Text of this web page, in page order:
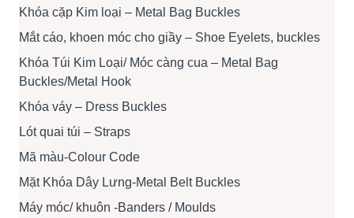
Khóa cặp Kim loại – Metal Bag Buckles
Mắt cáo, khoen móc cho giầy – Shoe Eyelets, buckles
Khóa Túi Kim Loại/ Móc càng cua – Metal Bag
Buckles/Metal Hook
Khóa váy – Dress Buckles
Lót quai túi – Straps
Mã màu-Colour Code
Mặt Khóa Dây Lưng-Metal Belt Buckles
Máy móc/ khuôn -Banders / Moulds